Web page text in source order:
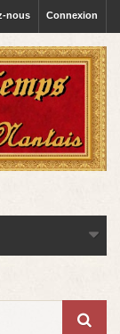
Connexion
nous